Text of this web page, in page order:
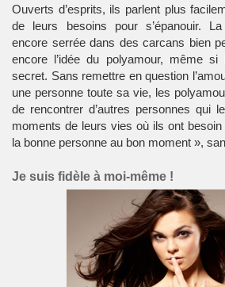
Ouverts d’esprits, ils parlent plus
de leurs besoins pour s’épanouir. La
encore serrée dans des carcans bien
encore l’idée du polyamour, même
secret. Sans remettre en question
une personne toute sa vie, les
de rencontrer d’autres personnes qui
moments de leurs vies où ils ont
la bonne personne au bon moment »,
Je suis fidèle à moi-même !